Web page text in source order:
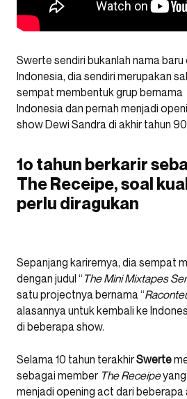
Swerte sendiri bukanlah nama baru
Indonesia, dia sendiri merupakan
sempat membentuk grup bernama
Indonesia dan pernah menjadi
show Dewi Sandra di akhir tahun
1o tahun berkarir
The Receipe, soal
perlu diragukan
Sepanjang karirernya, dia sempat
dengan judul “ The Mini Mixtapes
satu projectnya bernama “
alasannya untuk kembali ke
di beberapa show.
Selama 10 tahun terakhirSwerte
sebagai member The Receipe
menjadi opening act dari